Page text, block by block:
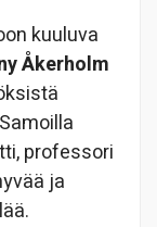
kuuluva
Åkerholm
professori
ja